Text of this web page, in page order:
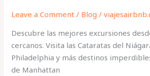
Leave a Comment / Blog /
Descubre las mejores excursiones
cercanos. Visita las Cataratas del
Philadelphia y más destinos
de Manhattan